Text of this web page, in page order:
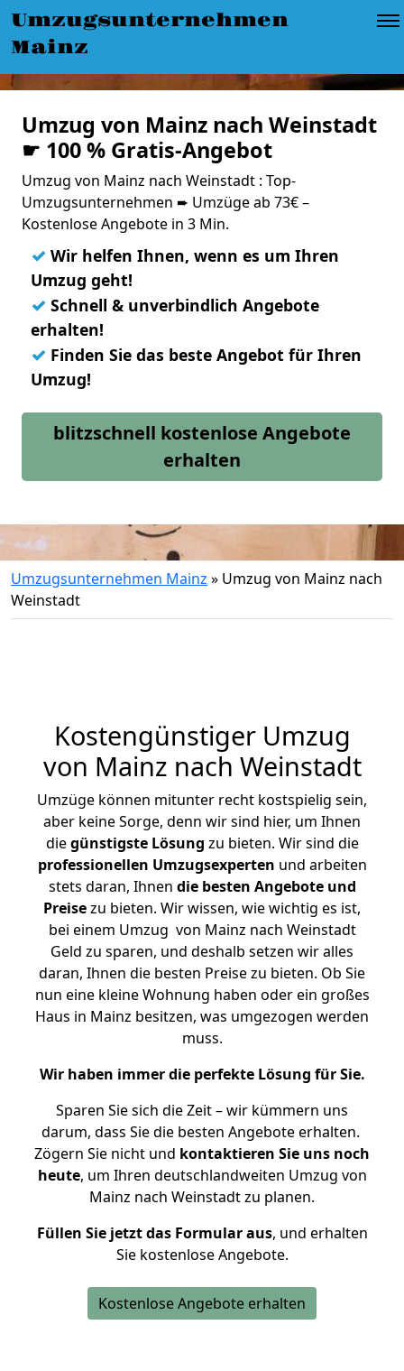
Umzugsunternehmen
Mainz
Umzug von Mainz nach Weinstadt
☛ 100 % Gratis-Angebot
Umzug von Mainz nach Weinstadt : Top-
Umzugsunternehmen ➨ Umzüge ab 73€ –
Kostenlose Angebote in 3 Min.
✓ Wir helfen Ihnen, wenn es um Ihren
Umzug geht!
✓ Schnell & unverbindlich Angebote
erhalten!
✓ Finden Sie das beste Angebot für Ihren
Umzug!
blitzschnell kostenlose Angebote
erhalten
Umzugsunternehmen Mainz » Umzug von Mainz nach
Weinstadt
Kostengünstiger Umzug
von Mainz nach Weinstadt
Umzüge können mitunter recht kostspielig sein,
aber keine Sorge, denn wir sind hier, um Ihnen
diegünstigste Lösung zu bieten. Wir sind die
professionellen Umzugsexperten und arbeiten
stets daran, Ihnen die besten Angebote und
Preisezu bieten. Wir wissen, wie wichtig es ist,
bei einem Umzug von Mainz nach Weinstadt
Geld zu sparen, und deshalb setzen wir alles
daran, Ihnen die besten Preise zu bieten. Ob Sie
nun eine kleine Wohnung haben oder ein großes
Haus in Mainz besitzen, was umgezogen werden
muss.
Wir haben immer die perfekte Lösung für Sie.
Sparen Sie sich die Zeit – wir kümmern uns
darum, dass Sie die besten Angebote erhalten.
Zögern Sie nicht und kontaktieren Sie uns noch
heute, um Ihren deutschlandweiten Umzug von
Mainz nach Weinstadt zu planen.
Füllen Sie jetzt das Formular aus, und erhalten
Sie kostenlose Angebote.
Kostenlose Angebote erhalten